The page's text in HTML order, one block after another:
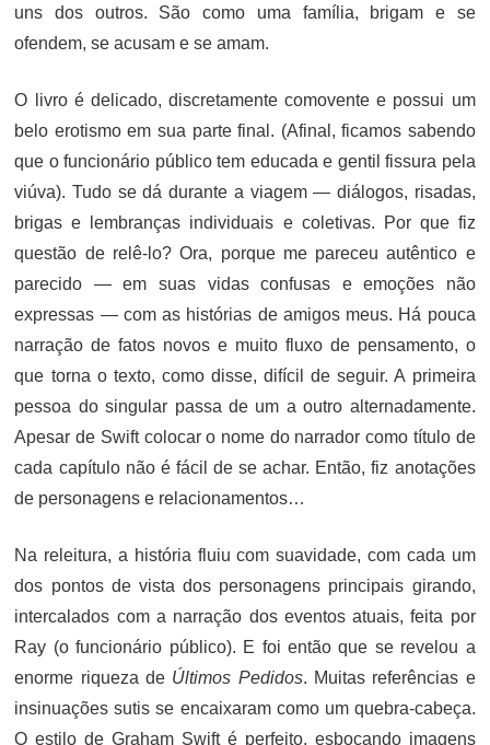
uns dos outros. São como uma família, brigam e se
ofendem, se acusam e se amam.
O livro é delicado, discretamente comovente e possui um
belo erotismo em sua parte final. (Afinal, ficamos sabendo
que o funcionário público tem educada e gentil fissura pela
viúva). Tudo se dá durante a viagem — diálogos, risadas,
brigas e lembranças individuais e coletivas. Por que fiz
questão de relê-lo? Ora, porque me pareceu autêntico e
parecido — em suas vidas confusas e emoções não
expressas — com as histórias de amigos meus. Há pouca
narração de fatos novos e muito fluxo de pensamento, o
que torna o texto, como disse, difícil de seguir. A primeira
pessoa do singular passa de um a outro alternadamente.
Apesar de Swift colocar o nome do narrador como título de
cada capítulo não é fácil de se achar. Então, fiz anotações
de personagens e relacionamentos…
Na releitura, a história fluiu com suavidade, com cada um
dos pontos de vista dos personagens principais girando,
intercalados com a narração dos eventos atuais, feita por
Ray (o funcionário público). E foi então que se revelou a
enorme riqueza de Últimos Pedidos. Muitas referências e
insinuações sutis se encaixaram como um quebra-cabeça.
O estilo de Graham Swift é perfeito, esboçando imagens